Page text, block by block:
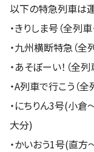
以下の特急列車は
・きりしま号（全列車
・九州横断特急（全
・あそぼーい！（全列
・A列車で行こう（全
・にちりん3号(小
大分)
・かいおう1号(直方